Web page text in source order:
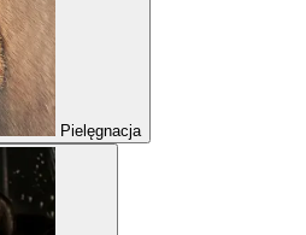
Pielęgnacja